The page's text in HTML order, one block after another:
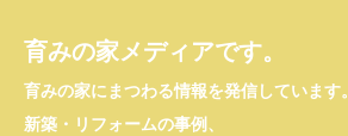
育みの家メディアです。
育みの家にまつわる情報を発信しています。
新築・リフォームの事例、